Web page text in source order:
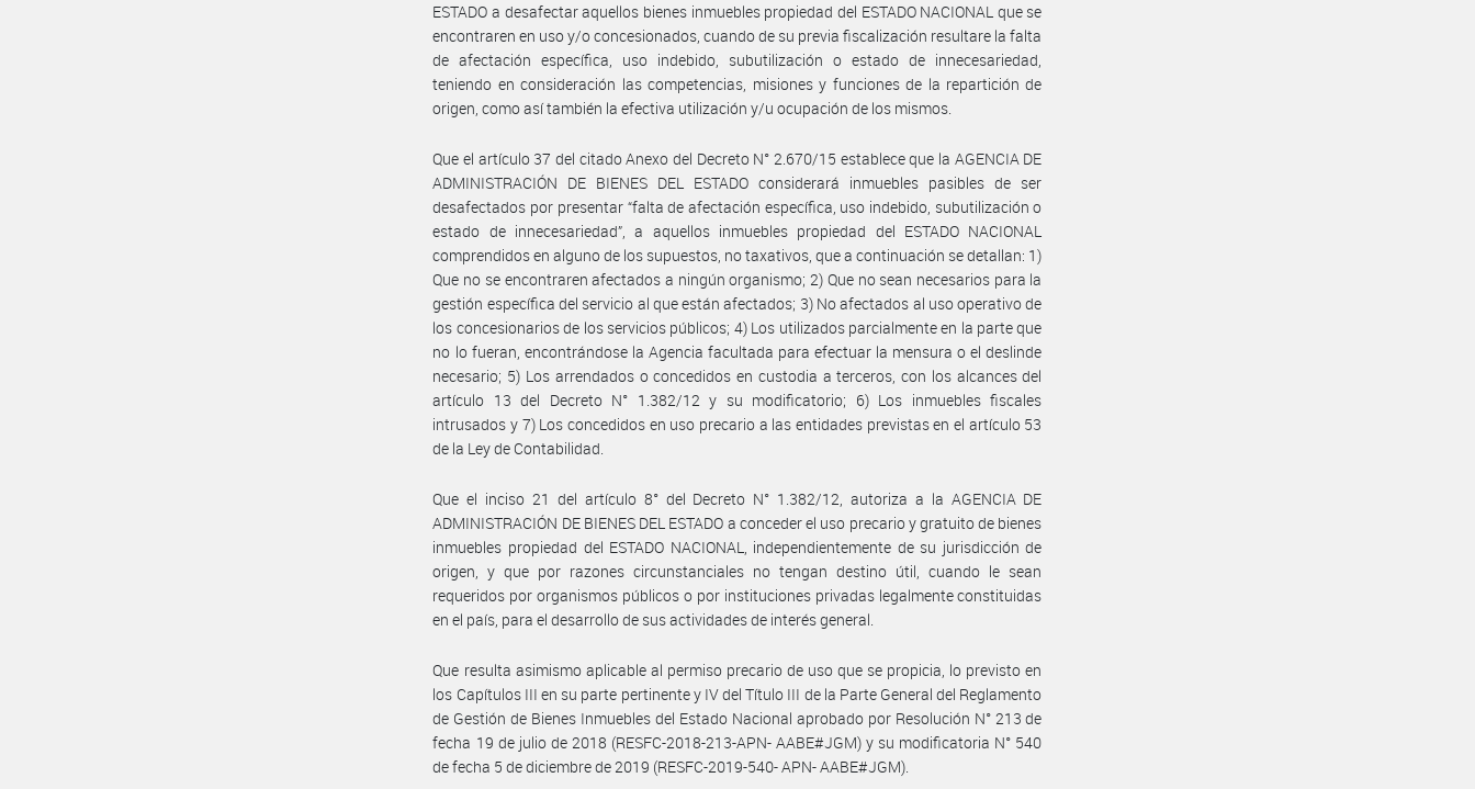
ESTADO a desafectar aquellos bienes inmuebles propiedad del ESTADO NACIONAL que se
encontraren en uso y/o concesionados, cuando de su previa fiscalización resultare la falta
de afectación específica, uso indebido, subutilización o estado de innecesariedad,
teniendo en consideración las competencias, misiones y funciones de la repartición de
origen, como así también la efectiva utilización y/u ocupación de los mismos.
Que el artículo 37 del citado Anexo del Decreto N° 2.670/15 establece que la AGENCIA DE
ADMINISTRACIÓN DE BIENES DEL ESTADO considerará inmuebles pasibles de ser
desafectados por presentar “falta de afectación específica, uso indebido, subutilización o
estado de innecesariedad”, a aquellos inmuebles propiedad del ESTADO NACIONAL
comprendidos en alguno de los supuestos, no taxativos, que a continuación se detallan: 1)
Que no se encontraren afectados a ningún organismo; 2) Que no sean necesarios para la
gestión específica del servicio al que están afectados; 3) No afectados al uso operativo de
los concesionarios de los servicios públicos; 4) Los utilizados parcialmente en la parte que
no lo fueran, encontrándose la Agencia facultada para efectuar la mensura o el deslinde
necesario; 5) Los arrendados o concedidos en custodia a terceros, con los alcances del
artículo 13 del Decreto N° 1.382/12 y su modificatorio; 6) Los inmuebles fiscales
intrusados y 7) Los concedidos en uso precario a las entidades previstas en el artículo 53
de la Ley de Contabilidad.
Que el inciso 21 del artículo 8° del Decreto N° 1.382/12, autoriza a la AGENCIA DE
ADMINISTRACIÓN DE BIENES DEL ESTADO a conceder el uso precario y gratuito de bienes
inmuebles propiedad del ESTADO NACIONAL, independientemente de su jurisdicción de
origen, y que por razones circunstanciales no tengan destino útil, cuando le sean
requeridos por organismos públicos o por instituciones privadas legalmente constituidas
en el país, para el desarrollo de sus actividades de interés general.
Que resulta asimismo aplicable al permiso precario de uso que se propicia, lo previsto en
los Capítulos III en su parte pertinente y IV del Título III de la Parte General del Reglamento
de Gestión de Bienes Inmuebles del Estado Nacional aprobado por Resolución N° 213 de
fecha 19 de julio de 2018 (RESFC-2018-213-APN- AABE#JGM) y su modificatoria N° 540
de fecha 5 de diciembre de 2019 (RESFC-2019-540- APN- AABE#JGM).